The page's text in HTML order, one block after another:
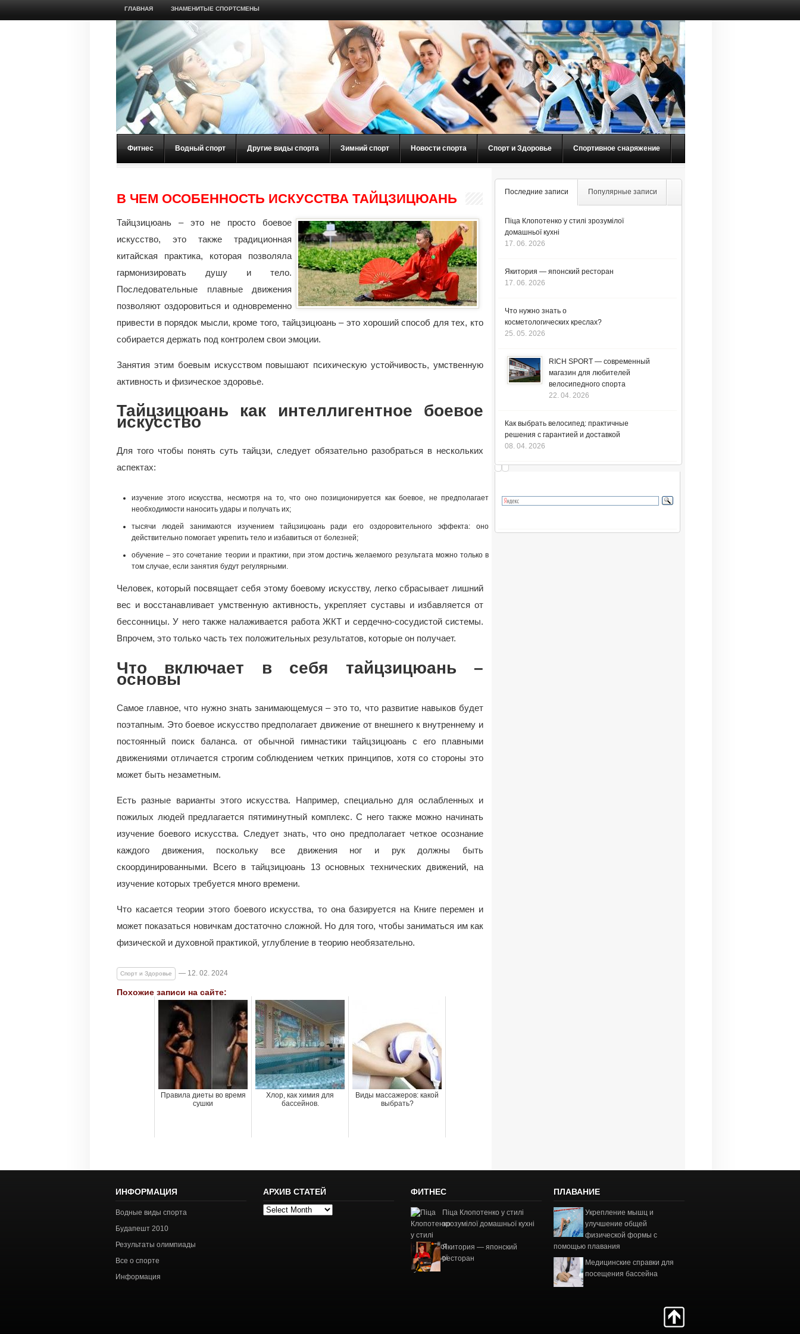
ГЛАВНАЯ ЗНАМЕНИТЫЕ СПОРТСМЕНЫ
Фитнес Водный спорт Другие виды спорта Зимний спорт Новости спорта Спорт и Здоровье Спортивное снаряжение
В ЧЕМ ОСОБЕННОСТЬ ИСКУССТВА ТАЙЦЗИЦЮАНЬ
Тайцзицюань – это не просто боевое
искусство, это также традиционная
китайская практика, которая позволяла
гармонизировать душу и тело.
Последовательные плавные движения
позволяют оздоровиться и одновременно
привести в порядок мысли, кроме того, тайцзицюань – это хороший способ для тех, кто
собирается держать под контролем свои эмоции.
Занятия этим боевым искусством повышают психическую устойчивость, умственную
активность и физическое здоровье.
Тайцзицюань как интеллигентное боевое
искусство
Для того чтобы понять суть тайцзи, следует обязательно разобраться в нескольких
аспектах:
изучение этого искусства, несмотря на то, что оно позиционируется как боевое, не предполагает
необходимости наносить удары и получать их;
тысячи людей занимаются изучением тайцзицюань ради его оздоровительного эффекта: оно
действительно помогает укрепить тело и избавиться от болезней;
обучение – это сочетание теории и практики, при этом достичь желаемого результата можно только в
том случае, если занятия будут регулярными.
Человек, который посвящает себя этому боевому искусству, легко сбрасывает лишний
вес и восстанавливает умственную активность, укрепляет суставы и избавляется от
бессонницы. У него также налаживается работа ЖКТ и сердечно-сосудистой системы.
Впрочем, это только часть тех положительных результатов, которые он получает.
Что включает в себя тайцзицюань –
основы
Самое главное, что нужно знать занимающемуся – это то, что развитие навыков будет
поэтапным. Это боевое искусство предполагает движение от внешнего к внутреннему и
постоянный поиск баланса. от обычной гимнастики тайцзицюань с его плавными
движениями отличается строгим соблюдением четких принципов, хотя со стороны это
может быть незаметным.
Есть разные варианты этого искусства. Например, специально для ослабленных и
пожилых людей предлагается пятиминутный комплекс. С него также можно начинать
изучение боевого искусства. Следует знать, что оно предполагает четкое осознание
каждого движения, поскольку все движения ног и рук должны быть
скоординированными. Всего в тайцзицюань 13 основных технических движений, на
изучение которых требуется много времени.
Что касается теории этого боевого искусства, то она базируется на Книге перемен и
может показаться новичкам достаточно сложной. Но для того, чтобы заниматься им как
физической и духовной практикой, углубление в теорию необязательно.
Спорт и Здоровье — 12. 02. 2024
Похожие записи на сайте:
Правила диеты во время
сушки
Хлор, как химия для
бассейнов.
Виды массажеров: какой
выбрать?
Последние записи Популярные записи
Піца Клопотенко у стилі зрозумілої
домашньої кухні
17. 06. 2026
Якитория — японский ресторан
17. 06. 2026
Что нужно знать о
косметологических креслах?
25. 05. 2026
RICH SPORT — современный
магазин для любителей
велосипедного спорта
22. 04. 2026
Как выбрать велосипед: практичные
решения с гарантией и доставкой
08. 04. 2026
ИНФОРМАЦИЯ
Водные виды спорта
Будапешт 2010
Результаты олимпиады
Все о спорте
Информация
АРХИВ СТАТЕЙ
Архив
ФИТНЕС
Піца Клопотенко у стилі
зрозумілої домашньої кухні
Якитория — японский
ресторан
ПЛАВАНИЕ
Укрепление мышц и
улучшение общей
физической формы с
помощью плавания
Медицинские справки для
посещения бассейна